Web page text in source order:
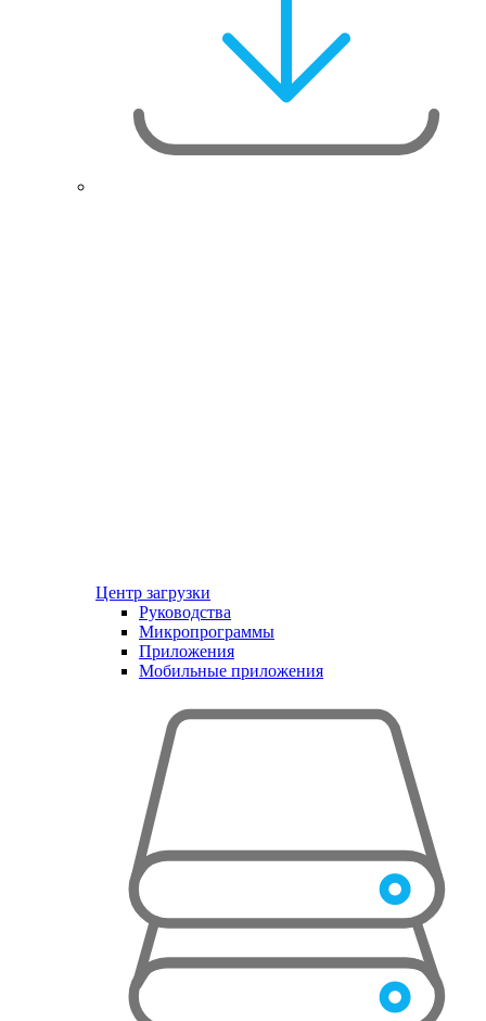
Центр загрузки
Руководства
Микропрограммы
Приложения
Мобильные приложения